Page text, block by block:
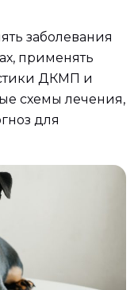
заболевания
применять
ДКМП и
схемы лечения,
для